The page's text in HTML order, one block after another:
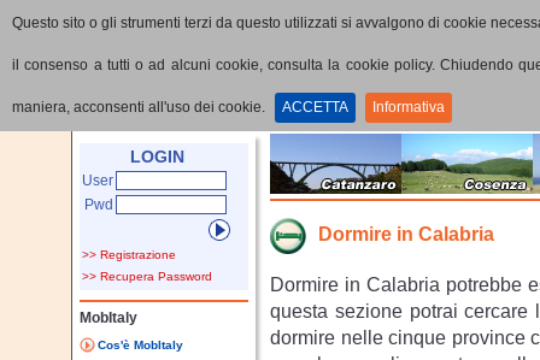
Questo sito o gli strumenti terzi da questo utilizzati si avvalgono di cookie
il consenso a tutti o ad alcuni cookie, consulta la cookie policy. Chiudendo
maniera, acconsenti all'uso dei cookie. ACCETTA Informativa
Dove Dormire
LOGIN
User
Pwd
>> Registrazione
>> Recupera Password
MobItaly
Cos'è MobItaly
Dormire in Calabria
Dormire in Calabria potrebbe
questa sezione potrai
dormire nelle cinque province